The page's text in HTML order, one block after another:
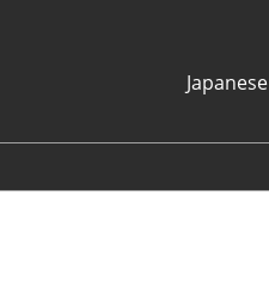
Japanese